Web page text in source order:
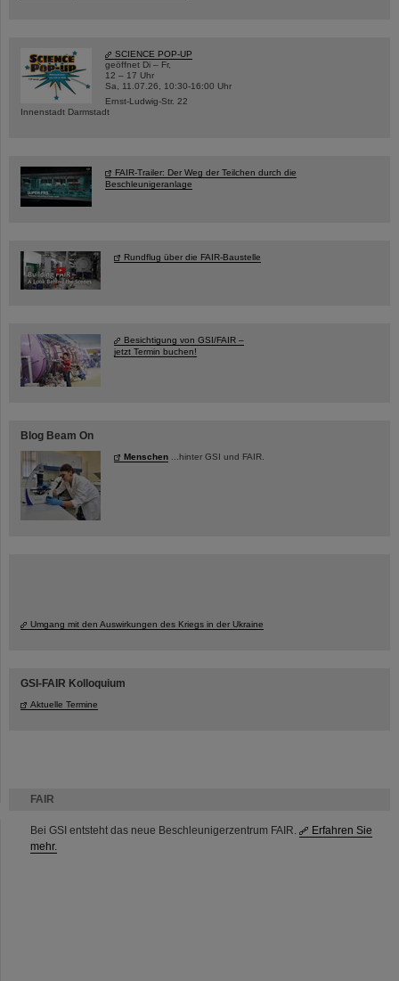
FAIR
Bei GSI entsteht das neue Beschleunigerzentrum FAIR.
Erfahren Sie
mehr.
SCIENCE POP-UP
geöffnet Di – Fr,
12 – 17 Uhr
Sa, 11.07.26, 10:30-16:00 Uhr
Ernst-Ludwig-Str. 22
Innenstadt Darmstadt
FAIR-Trailer: Der Weg der Teilchen durch die
Beschleunigeranlage
Rundflug über die FAIR-Baustelle
Besichtigung von GSI/FAIR –
jetzt Termin buchen!
Blog Beam On
Menschen ...hinter GSI und FAIR.
Umgang mit den Auswirkungen des Kriegs in der Ukraine
GSI-FAIR Kolloquium
Aktuelle Termine